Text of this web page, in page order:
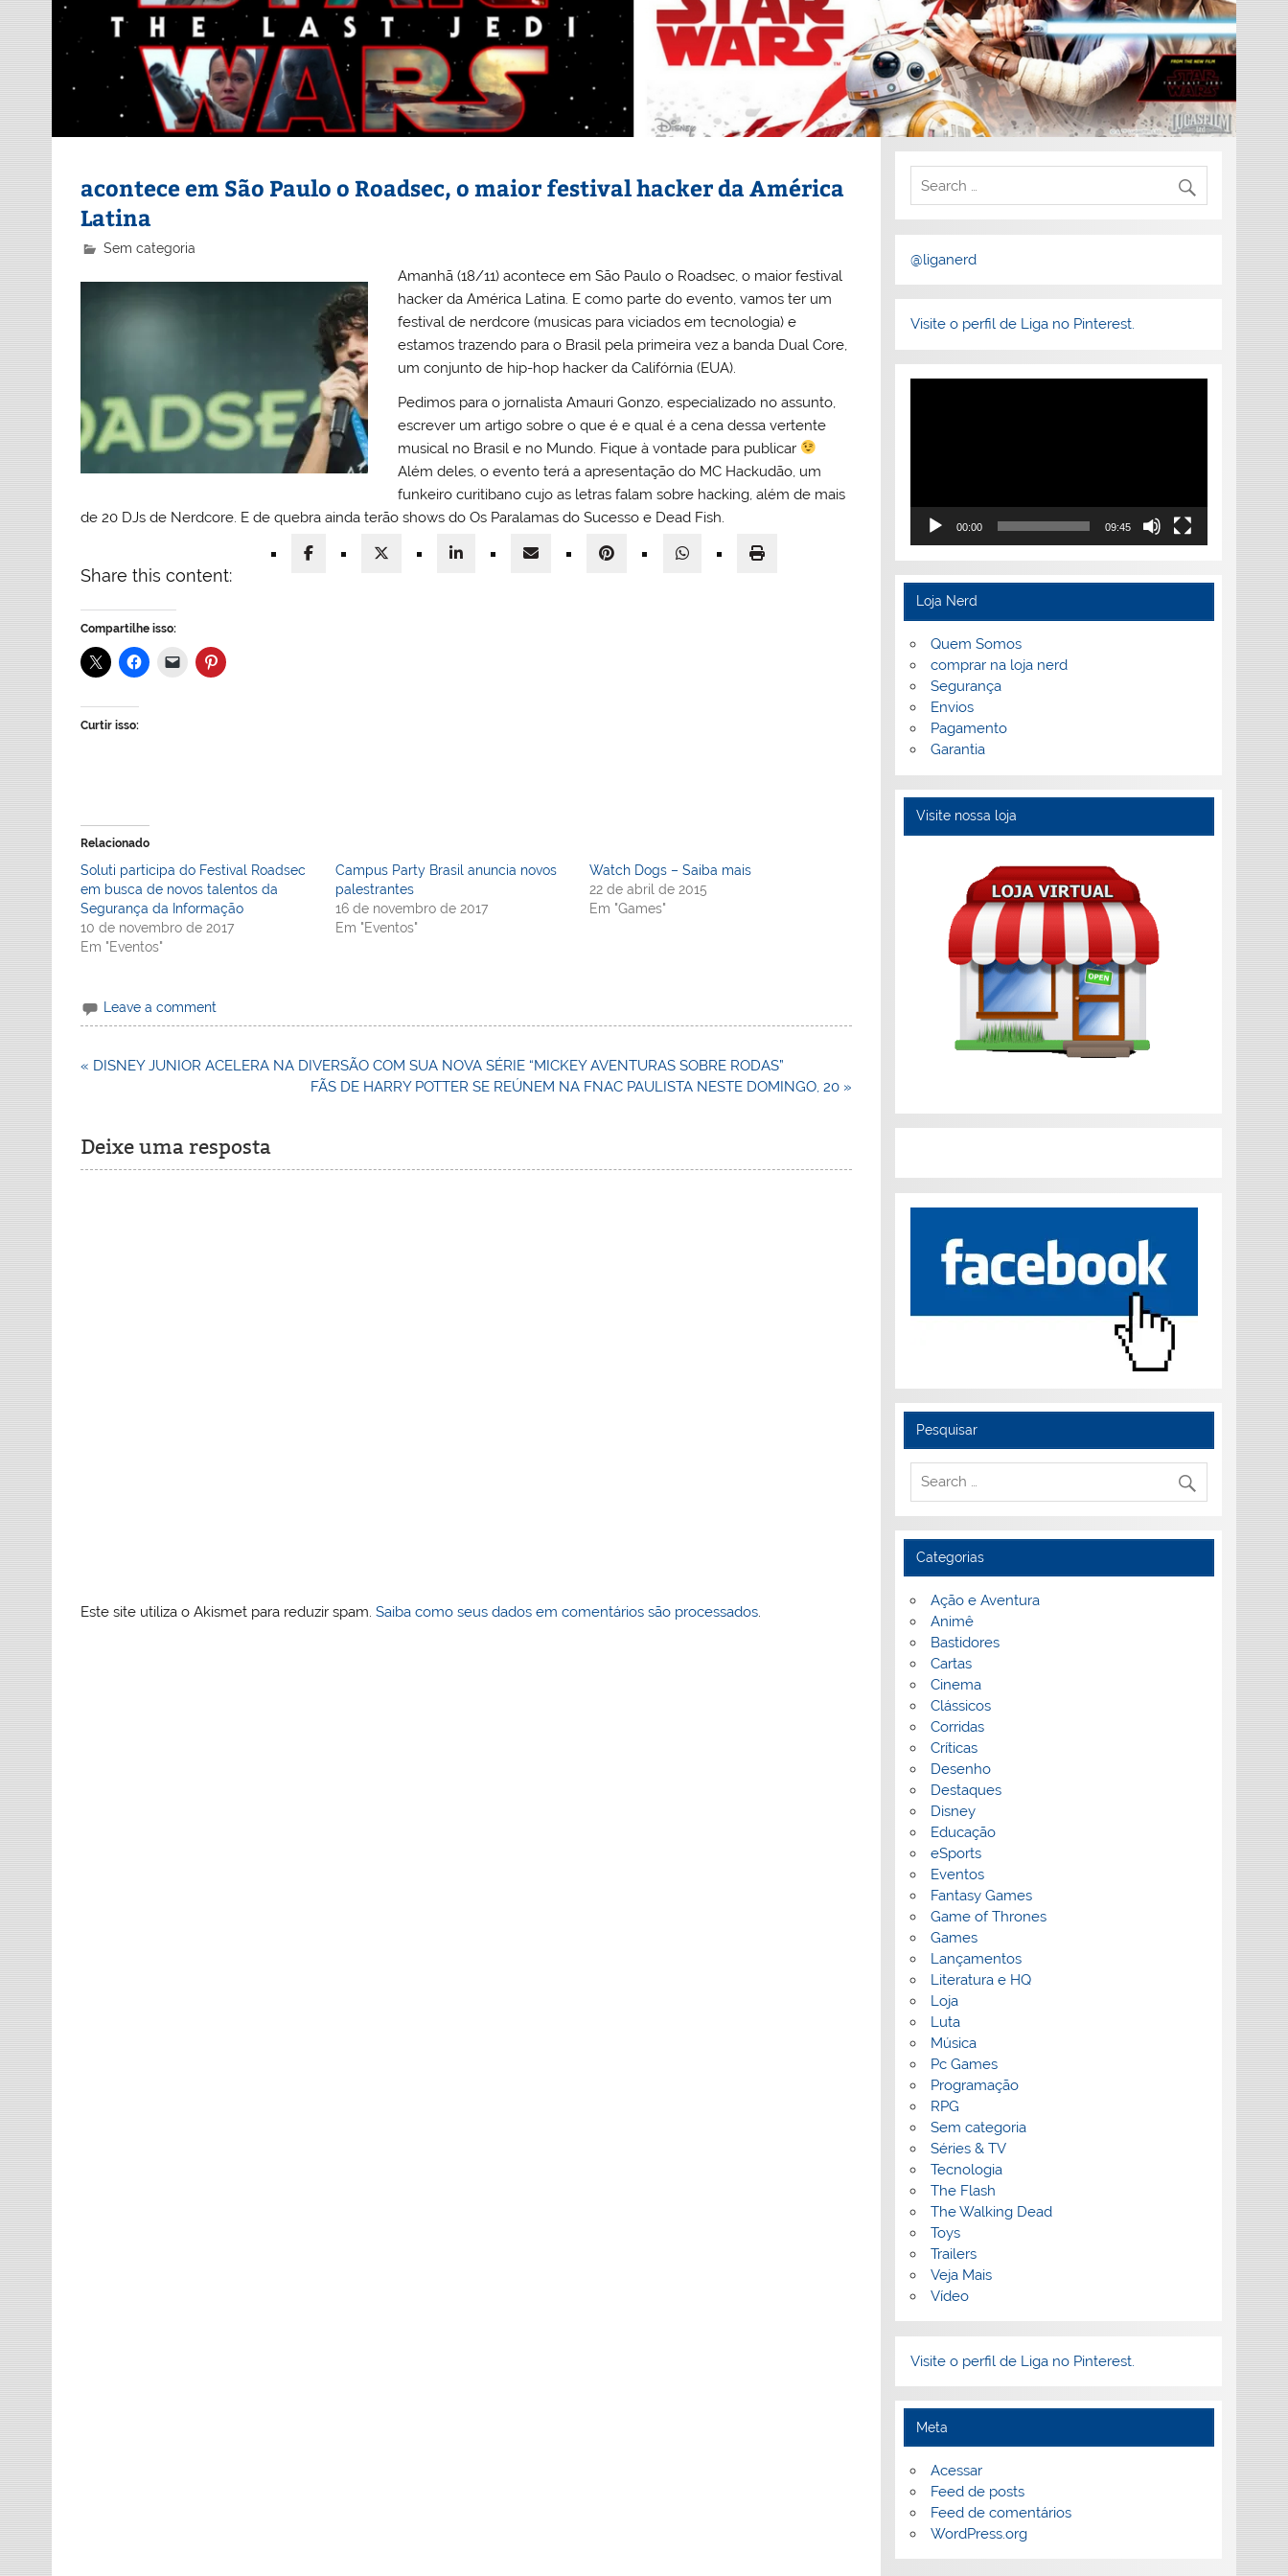
acontece em São Paulo o Roadsec, o maior festival hacker da América
Latina
Sem categoria
Amanhã (18/11) acontece em São Paulo o Roadsec, o maior festival
hacker da América Latina. E como parte do evento, vamos ter um
festival de nerdcore (musicas para viciados em tecnologia) e
estamos trazendo para o Brasil pela primeira vez a banda Dual Core,
um conjunto de hip-hop hacker da Califórnia (EUA).
Pedimos para o jornalista Amauri Gonzo, especializado no assunto,
escrever um artigo sobre o que é e qual é a cena dessa vertente
musical no Brasil e no Mundo. Fique à vontade para publicar
Além deles, o evento terá a apresentação do MC Hackudão, um
funkeiro curitibano cujo as letras falam sobre hacking, além de mais
de 20 DJs de Nerdcore. E de quebra ainda terão shows do Os Paralamas do Sucesso e Dead Fish.
Share this content:
Compartilhe isso:
Curtir isso:
Relacionado
Soluti participa do Festival Roadsec
em busca de novos talentos da
Segurança da Informação
10 de novembro de 2017
Em "Eventos"
Campus Party Brasil anuncia novos
palestrantes
16 de novembro de 2017
Em "Eventos"
Watch Dogs – Saiba mais
22 de abril de 2015
Em "Games"
Leave a comment
Navegação
« DISNEY JUNIOR ACELERA NA DIVERSÃO COM SUA NOVA SÉRIE “MICKEY AVENTURAS SOBRE RODAS”
FÃS DE HARRY POTTER SE REÚNEM NA FNAC PAULISTA NESTE DOMINGO, 20 »
Deixe uma resposta
Este site utiliza o Akismet para reduzir spam.Saiba como seus dados em comentários são processados.
@liganerd
Visite o perfil de Liga no Pinterest.
Tocador
00:00 09:45
Loja Nerd
Quem Somos
comprar na loja nerd
Segurança
Envios
Pagamento
Garantia
Visite nossa loja
Pesquisar
Categorias
Ação e Aventura
Animê
Bastidores
Cartas
Cinema
Clássicos
Corridas
Críticas
Desenho
Destaques
Disney
Educação
eSports
Eventos
Fantasy Games
Game of Thrones
Games
Lançamentos
Literatura e HQ
Loja
Luta
Música
Pc Games
Programação
RPG
Sem categoria
Séries & TV
Tecnologia
The Flash
The Walking Dead
Toys
Trailers
Veja Mais
Vídeo
Visite o perfil de Liga no Pinterest.
Meta
Acessar
Feed de posts
Feed de comentários
WordPress.org